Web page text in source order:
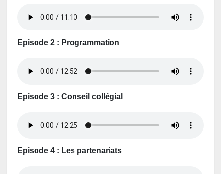
Episode 2 : Programmation
Episode 3 : Conseil collégial
Episode 4 : Les partenariats